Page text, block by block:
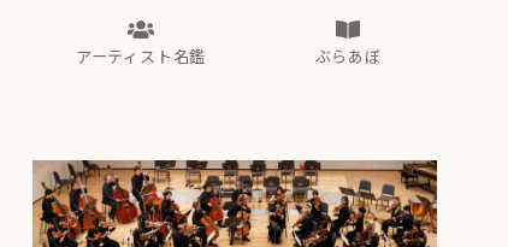
ぶらあぼブラス！
フォルテピアノ・オデッセイ
アーティスト名鑑 ぶらあぼ